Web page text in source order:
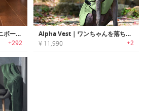
iFetch Mini｜ドッグ用ミニボール発射ランチャー「アイフェッチ・ミニ」
+292
Alpha Vest｜ワンちゃんを落ち着かせる抗不安作用のあるオールシーズンドッグベスト「アルファベスト」
¥ 11,990 +2